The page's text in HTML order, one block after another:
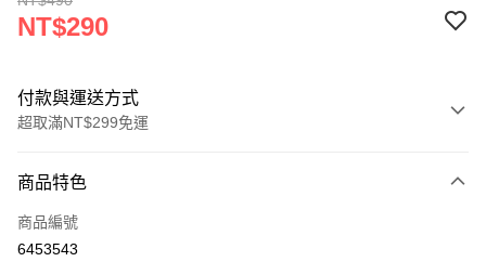
NT$290
付款與運送方式
超取滿NT$299免運
信用卡一次付款
超商取貨付款
商品特色
商品編號
6453543